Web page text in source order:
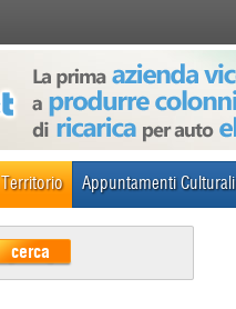
Territorio Appuntamenti Culturali
cerca